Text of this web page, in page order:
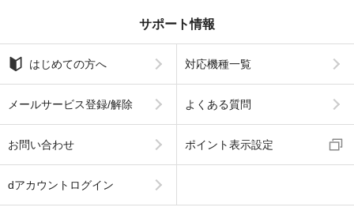
サポート情報
はじめての方へ 対応機種一覧
メールサービス登録/解除 よくある質問
お問い合わせ ポイント表示設定
dアカウントログイン